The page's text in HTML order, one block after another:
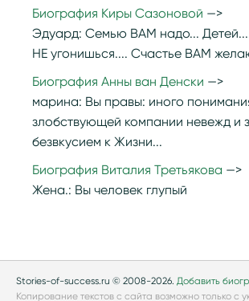
Биография Киры Сазоновой
Эдуард: Семью ВАМ надо...
НЕ угонишься.... Счастье ВАМ
Биография Анны ван Денски
марина: Вы правы: иного
злобствующей компании невежд и
безвкусием к Жизни...
Биография Виталия Третьякова
Жена.: Вы человек глупый
Stories-of-success.ru © 2008-2026. Добавить
Копирование текстов с сайта возможно только с